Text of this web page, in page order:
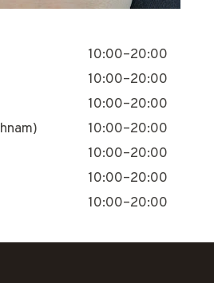
10:00–20:00
10:00–20:00
10:00–20:00
10:00–20:00
10:00–20:00
10:00–20:00
10:00–20:00